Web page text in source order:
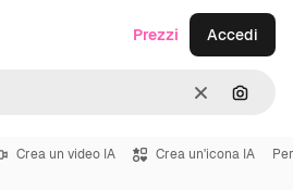
CancellaCerca
Prezzi Accedi
Crea un video IA Crea un'icona IA